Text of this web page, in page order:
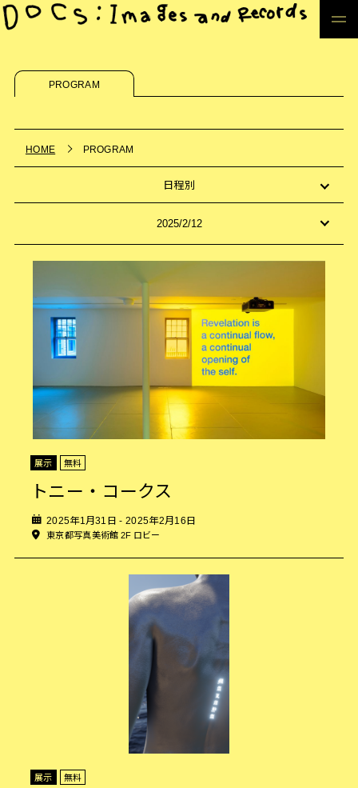
PROGRAM
HOME PROGRAM
日程別
2025/2/12
Tue
Thu Fri Sat
Tue
Sat Sun
Tue Wed
Fri
Tue
Thu Fri
Sun
展示 無料
トニー・コークス
2025年1月31日 - 2025年2月16日
東京都写真美術館 2F ロビー
展示 無料